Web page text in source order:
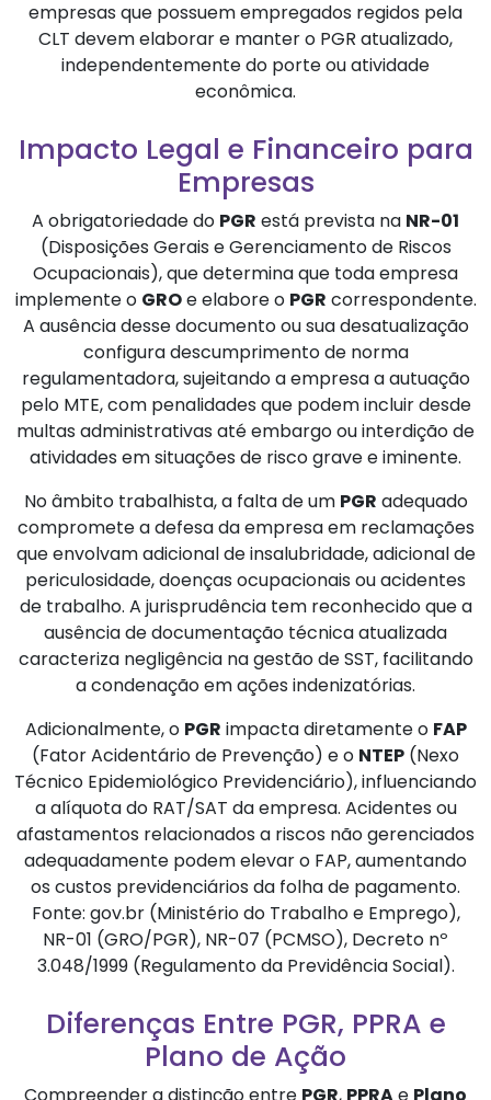
empresas que possuem empregados regidos pela
CLT devem elaborar e manter o PGR atualizado,
independentemente do porte ou atividade
econômica.
Impacto Legal e Financeiro para
Empresas
A obrigatoriedade do PGR está prevista na NR-01
(Disposições Gerais e Gerenciamento de Riscos
Ocupacionais), que determina que toda empresa
implemente o GROe elabore o PGR correspondente.
A ausência desse documento ou sua desatualização
configura descumprimento de norma
regulamentadora, sujeitando a empresa a autuação
pelo MTE, com penalidades que podem incluir desde
multas administrativas até embargo ou interdição de
atividades em situações de risco grave e iminente.
No âmbito trabalhista, a falta de um PGR adequado
compromete a defesa da empresa em reclamações
que envolvam adicional de insalubridade, adicional de
periculosidade, doenças ocupacionais ou acidentes
de trabalho. A jurisprudência tem reconhecido que a
ausência de documentação técnica atualizada
caracteriza negligência na gestão de SST, facilitando
a condenação em ações indenizatórias.
Adicionalmente, o PGR impacta diretamente o FAP
(Fator Acidentário de Prevenção) e o NTEP (Nexo
Técnico Epidemiológico Previdenciário), influenciando
a alíquota do RAT/SAT da empresa. Acidentes ou
afastamentos relacionados a riscos não gerenciados
adequadamente podem elevar o FAP, aumentando
os custos previdenciários da folha de pagamento.
Fonte: gov.br (Ministério do Trabalho e Emprego),
NR-01 (GRO/PGR), NR-07 (PCMSO), Decreto nº
3.048/1999 (Regulamento da Previdência Social).
Diferenças Entre PGR, PPRA e
Plano de Ação
Compreender a distinção entre PGR, PPRA e Plano